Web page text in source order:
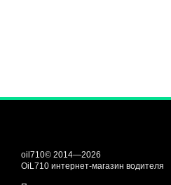
oil710© 2014—2026
OiL710 интернет-магазин водителя